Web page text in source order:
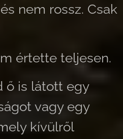
nem rossz. Csak
értette teljesen.
ő is látott egy
vagy egy
kívülről